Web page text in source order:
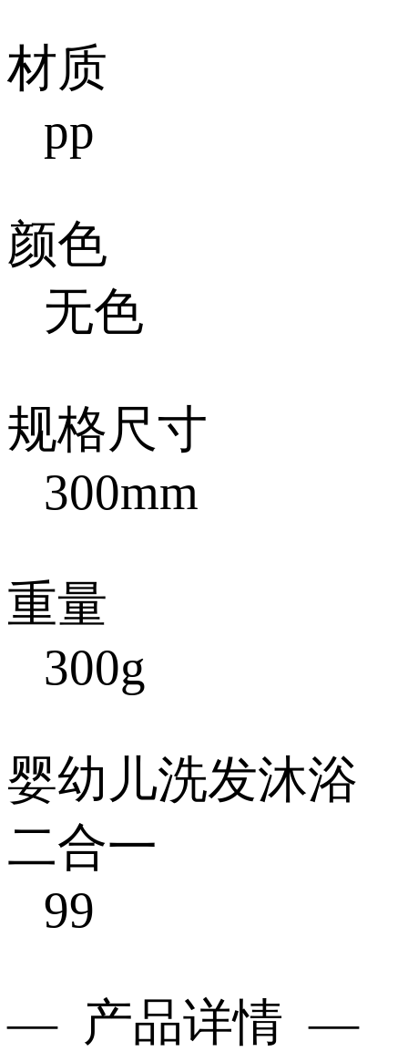
材质
pp
颜色
无色
规格尺寸
300mm
重量
300g
婴幼儿洗发沐浴
二合一
99
— 产品详情 —